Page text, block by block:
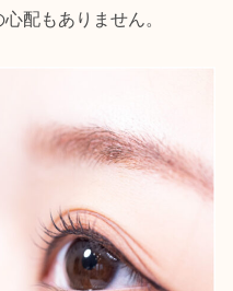
配もありません。